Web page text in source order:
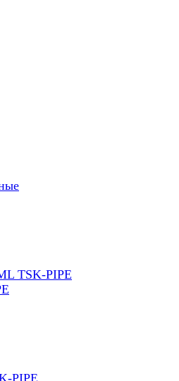
TSK-PIPE
PIPE